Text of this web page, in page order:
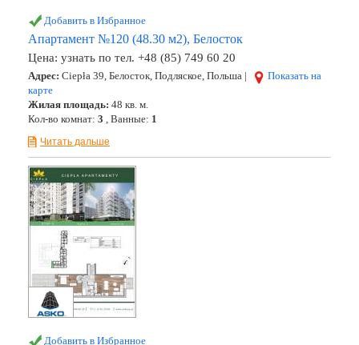
Добавить в Избранное
Апартамент №120 (48.30 м2), Белосток
Цена: узнать по тел. +48 (85) 749 60 20
Адрес: Ciepła 39, Белосток, Подляское, Польша |
Показать на
карте
Жилая площадь: 48 кв. м.
Кол-во комнат: 3 , Ванные: 1
Читать дальше
Добавить в Избранное